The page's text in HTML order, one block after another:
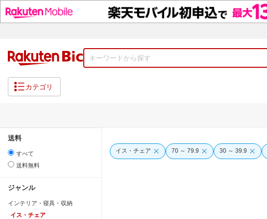
カテゴリ
送料
すべて
送料無料
ジャンル
インテリア・寝具・収納
イス・チェア
イス・チェア 70 ～ 79.9 30 ～ 39.9